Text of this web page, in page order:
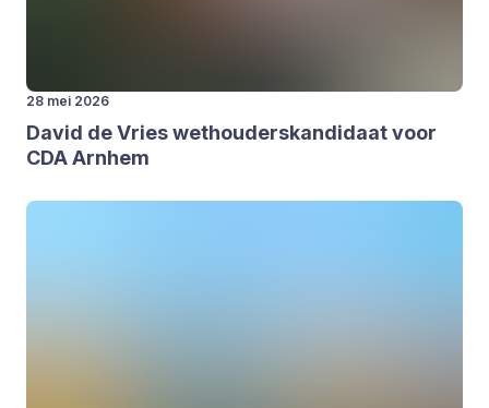
28 mei 2026
David de Vries wet­hou­ders­kan­di­daat voor
CDAArn­hem